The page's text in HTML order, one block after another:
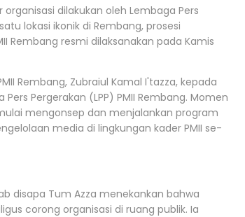
dilakukan oleh Lembaga Pers
lokasi ikonik di Rembang, prosesi
Rembang resmi dilaksanakan pada Kamis
Rembang, Zubraiul Kamal I'tazza, kepada
Pergerakan (LPP) PMII Rembang. Momen
mengonsep dan menjalankan program
media di lingkungan kader PMII se-
disapa Tum Azza menekankan bahwa
corong organisasi di ruang publik. Ia